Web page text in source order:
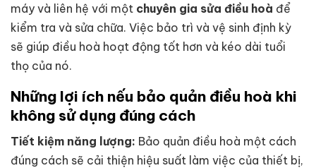
máy và liên hệ với một chuyên gia sửa điều hoà để
kiểm tra và sửa chữa. Việc bảo trì và vệ sinh định kỳ
sẽ giúp điều hoà hoạt động tốt hơn và kéo dài tuổi
thọ của nó.
Những lợi ích nếu bảo quản điều hoà khi
không sử dụng đúng cách
Tiết kiệm năng lượng: Bảo quản điều hoà một cách
đúng cách sẽ cải thiện hiệu suất làm việc của thiết bị,